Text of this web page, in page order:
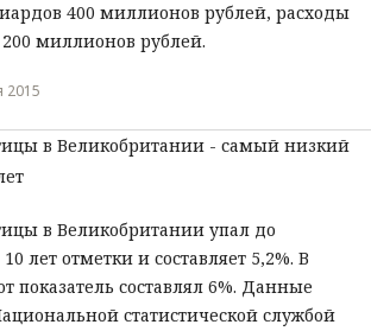
400 миллионов рублей, расходы
миллионов рублей.
2015
в Великобритании - самый низкий
в Великобритании упал до
лет отметки и составляет 5,2%. В
показатель составлял 6%. Данные
статистической службой